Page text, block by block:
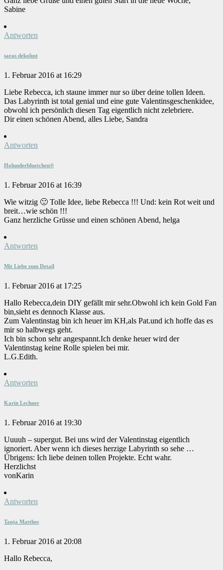
Sabine
Antworten
saras dekolust
1. Februar 2016 at 16:29
Liebe Rebecca, ich staune immer nur so über deine tollen Ideen.
Das Labyrinth ist total genial und eine gute Valentinsgeschenkidee,
obwohl ich persönlich diesen Tag eigentlich nicht zelebriere.
Dir einen schönen Abend, alles Liebe, Sandra
Antworten
Holunderbluetchen®
1. Februar 2016 at 16:39
Wie witzig 🙂 Tolle Idee, liebe Rebecca !!! Und: kein Rot weit und
breit…wie schön !!!
Ganz herzliche Grüsse und einen schönen Abend, helga
Antworten
Mit Liebe zum Detail
1. Februar 2016 at 17:25
Hallo Rebecca,dein DIY gefällt mir sehr.Obwohl ich kein Gold Fan
bin,sieht es dennoch Klasse aus.
Zum Valentinstag bin ich heuer im KH,als Pat.und ich hoffe das es
mir so halbwegs geht.
Ich bin schon sehr angespannt.Ich denke heuer wird der
Valentinstag keine Rolle spielen bei mir.
L.G.Edith.
Antworten
Karin Lechner
1. Februar 2016 at 19:30
Uuuuh – supergut. Bei uns wird der Valentinstag eigentlich
ignoriert. Aber wenn ich dieses herzige Labyrinth so sehe …
Übrigens: Ich liebe deinen tollen Projekte. Echt wahr.
Herzlichst
vonKarin
Antworten
Tanja Matthes
1. Februar 2016 at 20:08
Hallo Rebecca,